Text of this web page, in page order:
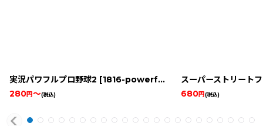
実況パワフルプロ野球2 [1816-powerful-pro-2-snes ]
280円～(税込)
スーパーストリート
680円(税込)